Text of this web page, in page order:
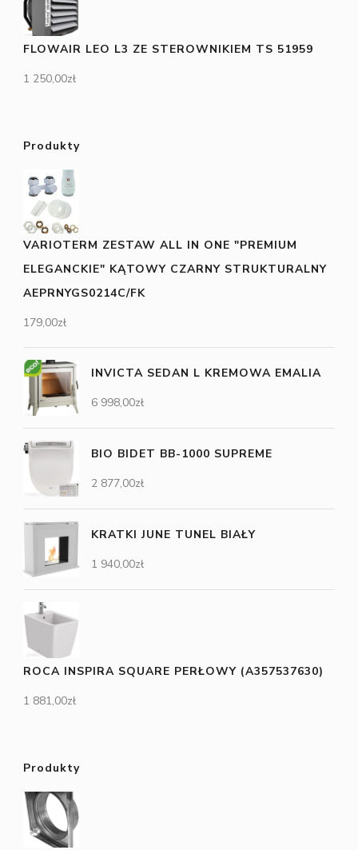
FLOWAIR LEO L3 ZE STEROWNIKIEM TS 51959
1 250,00zł
Produkty
VARIOTERM ZESTAW ALL IN ONE "PREMIUM
ELEGANCKIE" KĄTOWY CZARNY STRUKTURALNY
AEPRNYGS0214C/FK
179,00zł
INVICTA SEDAN L KREMOWA EMALIA
6 998,00zł
BIO BIDET BB-1000 SUPREME
2 877,00zł
KRATKI JUNE TUNEL BIAŁY
1 940,00zł
ROCA INSPIRA SQUARE PERŁOWY (A357537630)
1 881,00zł
Produkty